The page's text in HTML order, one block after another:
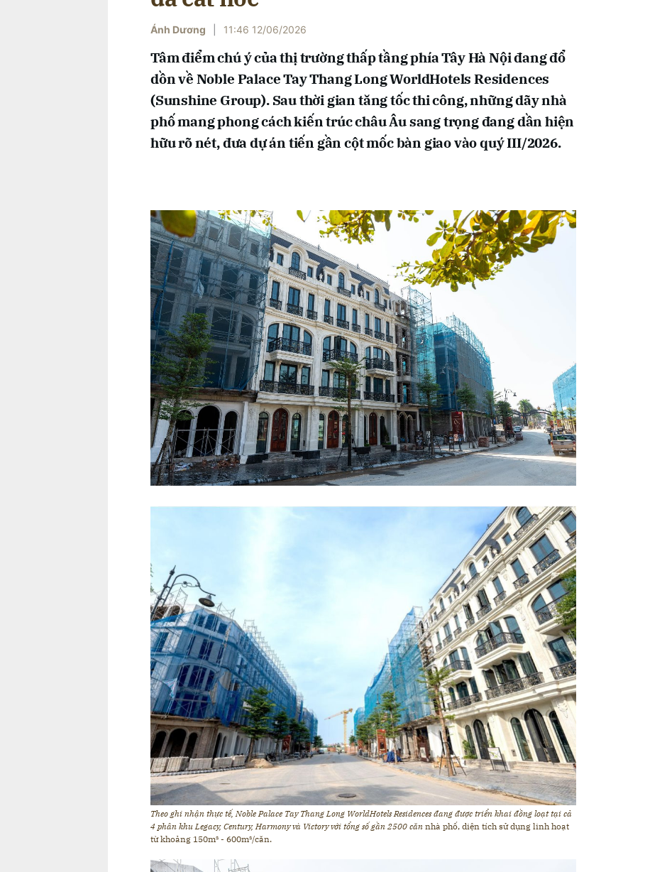
Ánh Dương 11:46 12/06/2026
Tâm điểm chú ý của thị trường thấp tầng phía Tây Hà Nội đang đổ
dồn về Noble Palace Tay Thang Long WorldHotels Residences
(Sunshine Group). Sau thời gian tăng tốc thi công, những dãy nhà
phố mang phong cách kiến trúc châu Âu sang trọng đang dần hiện
hữu rõ nét, đưa dự án tiến gần cột mốc bàn giao vào quý III/2026.
Theo ghi nhận thực tế, Noble Palace Tay Thang Long WorldHotels Residences đang được triển khai đồng loạt tại cả
4 phân khu Legacy, Century, Harmony và Victory với tổng số gần 2500 căn nhà phố, diện tích sử dụng linh hoạt
từ khoảng 150m² - 600m²/căn.